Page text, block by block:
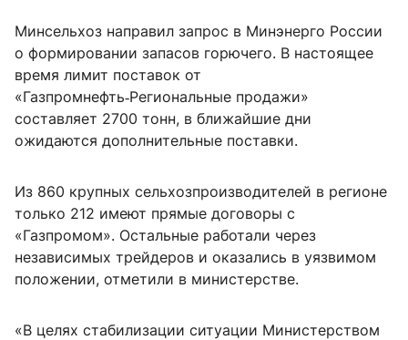
Минсельхоз направил запрос в Минэнерго России
о формировании запасов горючего. В настоящее
время лимит поставок от
«Газпромнефть‑Региональные продажи»
составляет 2700 тонн, в ближайшие дни
ожидаются дополнительные поставки.
Из 860 крупных сельхозпроизводителей в регионе
только 212 имеют прямые договоры с
«Газпромом». Остальные работали через
независимых трейдеров и оказались в уязвимом
положении, отметили в министерстве.
«В целях стабилизации ситуации Министерством